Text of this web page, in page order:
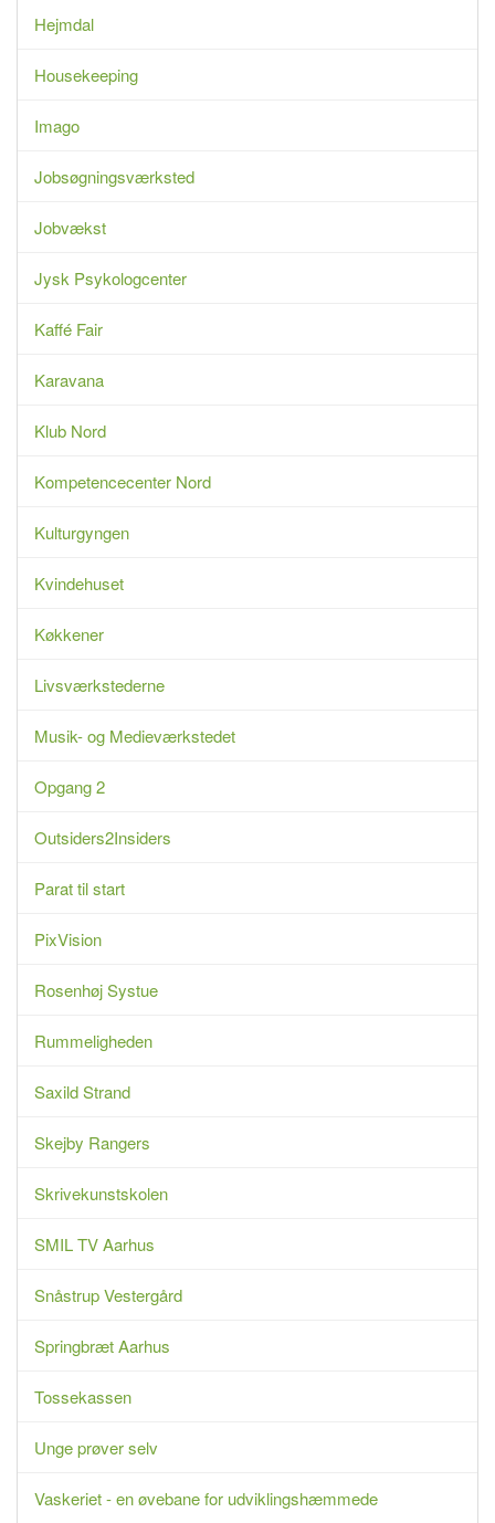
Hejmdal
Housekeeping
Imago
Jobsøgningsværksted
Jobvækst
Jysk Psykologcenter
Kaffé Fair
Karavana
Klub Nord
Kompetencecenter Nord
Kulturgyngen
Kvindehuset
Køkkener
Livsværkstederne
Musik- og Medieværkstedet
Opgang 2
Outsiders2Insiders
Parat til start
PixVision
Rosenhøj Systue
Rummeligheden
Saxild Strand
Skejby Rangers
Skrivekunstskolen
SMIL TV Aarhus
Snåstrup Vestergård
Springbræt Aarhus
Tossekassen
Unge prøver selv
Vaskeriet - en øvebane for udviklingshæmmede